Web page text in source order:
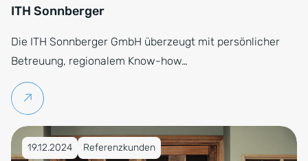
ITH Sonnberger
Die ITH Sonnberger GmbH überzeugt mit persönlicher
Betreuung, regionalem Know-how…
Weiterlesen
Veröffentlicht am 19.12.2024
19.12.2024 Referenzkunden